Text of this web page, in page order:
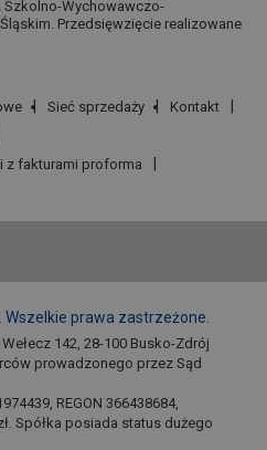
Szkolno-Wychowawczo-
Przedsięwzięcie realizowane
Sieć sprzedaży
Kontakt
z fakturami proforma
Wszelkie prawa zastrzeżone.
142, 28-100 Busko-Zdrój
prowadzonego przez Sąd
REGON 366438684,
Spółka posiada status dużego